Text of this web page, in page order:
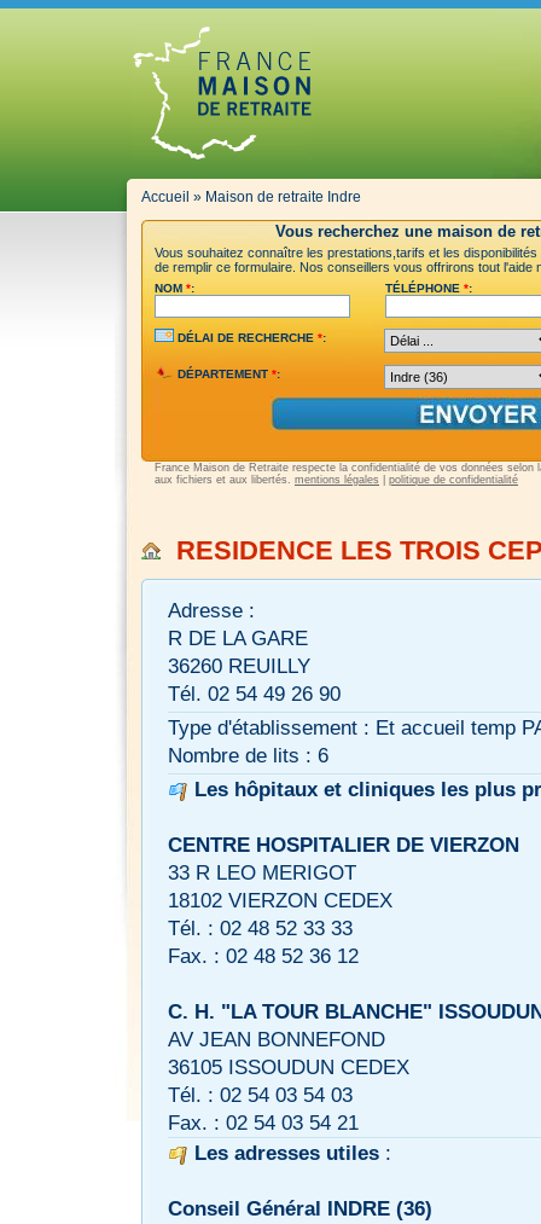
Accueil » Maison de retraite Indre
Vous recherchez une maison de
Vous souhaitez connaître les prestations,tarifs et les
de remplir ce formulaire. Nos conseillers vous offrirons tout
NOM *: TÉLÉPHONE *:
DÉLAI DE RECHERCHE *:
DÉPARTEMENT *:
France Maison de Retraite respecte la confidentialité de vos données selon
aux fichiers et aux libertés. mentions légales politique de confidentialité
RESIDENCE LES TROIS
Adresse :
R DE LA GARE
36260 REUILLY
Tél. 02 54 49 26 90
Type d'établissement : Et accueil temp
Nombre de lits : 6
Les hôpitaux et cliniques les plus
CENTRE HOSPITALIER DE VIERZON
33 R LEO MERIGOT
18102 VIERZON CEDEX
Tél. : 02 48 52 33 33
Fax. : 02 48 52 36 12
C. H. "LA TOUR BLANCHE"
AV JEAN BONNEFOND
36105 ISSOUDUN CEDEX
Tél. : 02 54 03 54 03
Fax. : 02 54 03 54 21
Les adresses utiles :
Conseil Général INDRE (36)